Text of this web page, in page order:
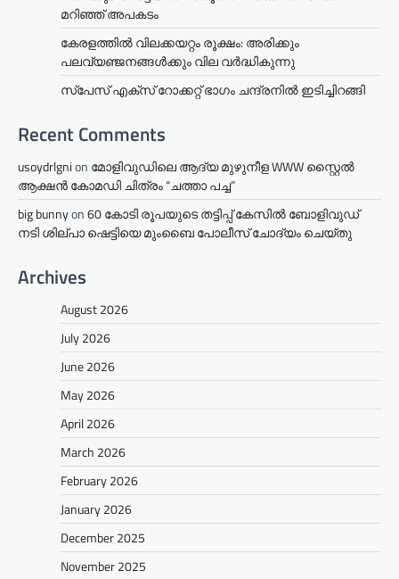
മറിഞ്ഞ് അപകടം
കേരളത്തില്‍ വിലക്കയറ്റം രൂക്ഷം: അരിക്കും
പലവ്യഞ്ജനങ്ങള്‍ക്കും വില വർദ്ധികുന്നു
സ്‌പേസ് എക്‌സ് റോക്കറ്റ് ഭാഗം ചന്ദ്രനില്‍ ഇടിച്ചിറങ്ങി
Recent Comments
usoydrlgnion മോളിവുഡിലെ ആദ്യ മുഴുനീള WWW സ്റ്റൈൽ
ആക്ഷൻ കോമഡി ചിത്രം “ചത്താ പച്ച”
big bunnyon60 കോടി രൂപയുടെ തട്ടിപ്പ് കേസിൽ ബോളിവുഡ്
നടി ശില്പാ ഷെട്ടിയെ മുംബൈ പോലീസ് ചോദ്യം ചെയ്തു
Archives
August 2026
July 2026
June 2026
May 2026
April 2026
March 2026
February 2026
January 2026
December 2025
November 2025